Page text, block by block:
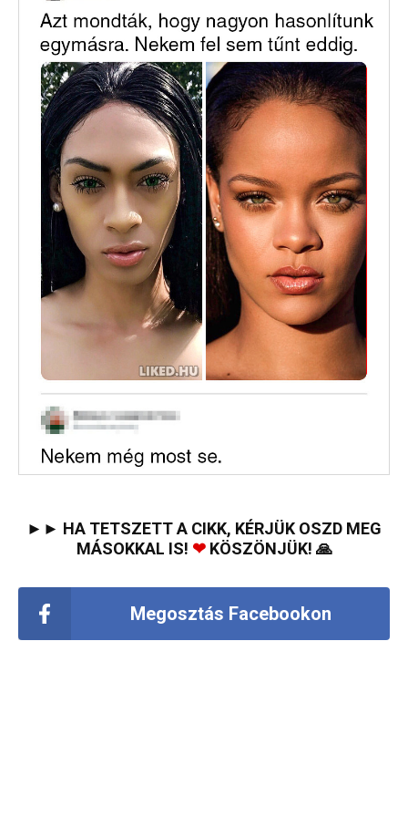
►► HA TETSZETT A CIKK, KÉRJÜK OSZD MEG
MÁSOKKAL IS! ❤KÖSZÖNJÜK! 🙏
Megosztás Facebookon